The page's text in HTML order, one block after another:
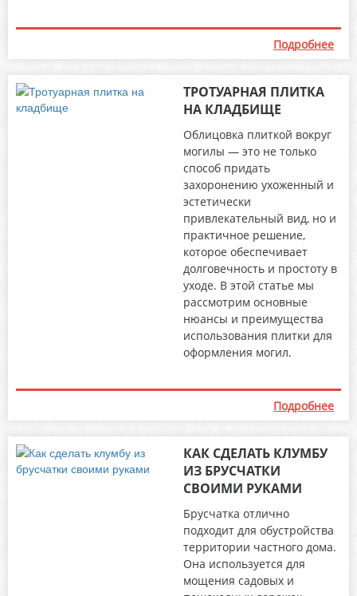
Подробнее
ТРОТУАРНАЯ ПЛИТКА
НА КЛАДБИЩЕ
Облицовка плиткой вокруг
могилы — это не только
способ придать
захоронению ухоженный и
эстетически
привлекательный вид, но и
практичное решение,
которое обеспечивает
долговечность и простоту в
уходе. В этой статье мы
рассмотрим основные
нюансы и преимущества
использования плитки для
оформления могил.
Подробнее
КАК СДЕЛАТЬ КЛУМБУ
ИЗ БРУСЧАТКИ
СВОИМИ РУКАМИ
Брусчатка отлично
подходит для обустройства
территории частного дома.
Она используется для
мощения садовых и